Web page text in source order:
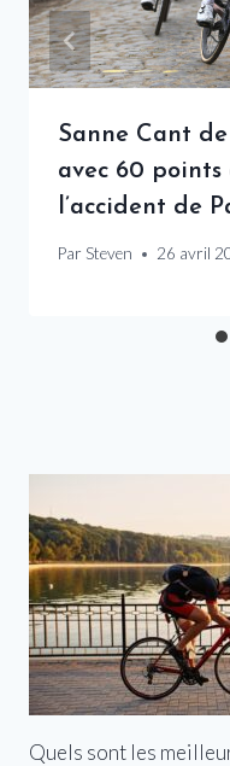
Sanne Cant
avec 60
l’accident de
Par Steven 26 avril
Quels sont les